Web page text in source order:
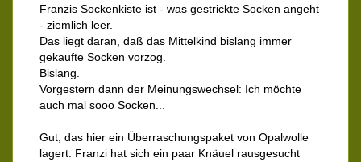
Franzis Sockenkiste ist - was gestrickte Socken angeht
- ziemlich leer.
Das liegt daran, daß das Mittelkind bislang immer
gekaufte Socken vorzog.
Bislang.
Vorgestern dann der Meinungswechsel: Ich möchte
auch mal sooo Socken...
Gut, das hier ein Überraschungspaket von Opalwolle
lagert. Franzi hat sich ein paar Knäuel rausgesucht